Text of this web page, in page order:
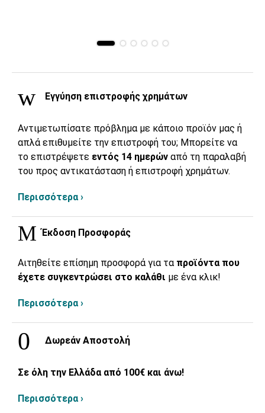
Εγγύηση επιστροφής χρημάτων
Αντιμετωπίσατε πρόβλημα με κάποιο προϊόν μας ή
απλά επιθυμείτε την επιστροφή του; Μπορείτε να
το επιστρέψετε εντός 14 ημερών από τη παραλαβή
του προς αντικατάσταση ή επιστροφή χρημάτων.
Περισσότερα ›
Έκδοση Προσφοράς
Αιτηθείτε επίσημη προσφορά για τα προϊόντα που
έχετε συγκεντρώσει στο καλάθι με ένα κλικ!
Περισσότερα ›
Δωρεάν Αποστολή
Σε όλη την Ελλάδα από 100€ και άνω!
Περισσότερα ›